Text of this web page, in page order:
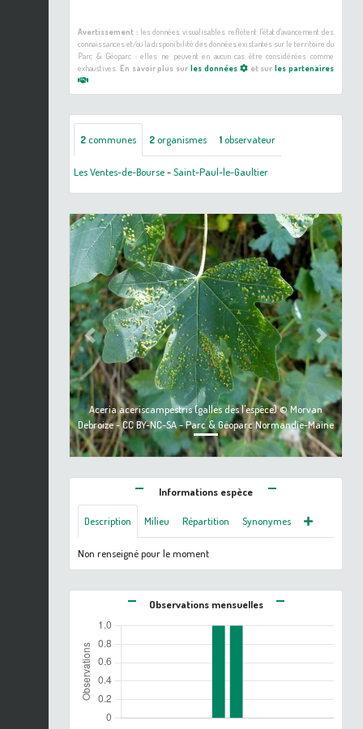
Avertissement :les données visualisables reflètent l'état d'avancement des
connaissances et/ou la disponibilité des données existantes sur le territoire du
Parc & Géoparc : elles ne peuvent en aucun cas être considérées comme
exhaustives. En savoir plus sur les données et surles partenaires
2communes 2organismes 1observateur
Les Ventes-de-Bourse-Saint-Paul-le-Gaultier
Aceria aceriscampestris (galles des l'espèce) © Morvan
Debroize - CC BY-NC-SA - Parc & Géoparc Normandie-Maine
Previous Next
Informations espèce
Description Milieu Répartition Synonymes
Non renseigné pour le moment
Observations mensuelles